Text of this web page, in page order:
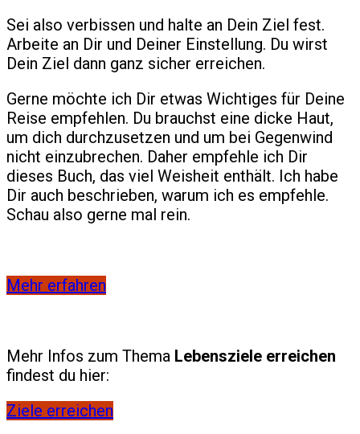
Sei also verbissen und halte an Dein Ziel fest.
Arbeite an Dir und Deiner Einstellung. Du wirst
Dein Ziel dann ganz sicher erreichen.
Gerne möchte ich Dir etwas Wichtiges für Deine
Reise empfehlen. Du brauchst eine dicke Haut,
um dich durchzusetzen und um bei Gegenwind
nicht einzubrechen. Daher empfehle ich Dir
dieses Buch, das viel Weisheit enthält. Ich habe
Dir auch beschrieben, warum ich es empfehle.
Schau also gerne mal rein.
Mehr erfahren
Mehr Infos zum Thema Lebensziele erreichen
findest du hier:
Ziele erreichen